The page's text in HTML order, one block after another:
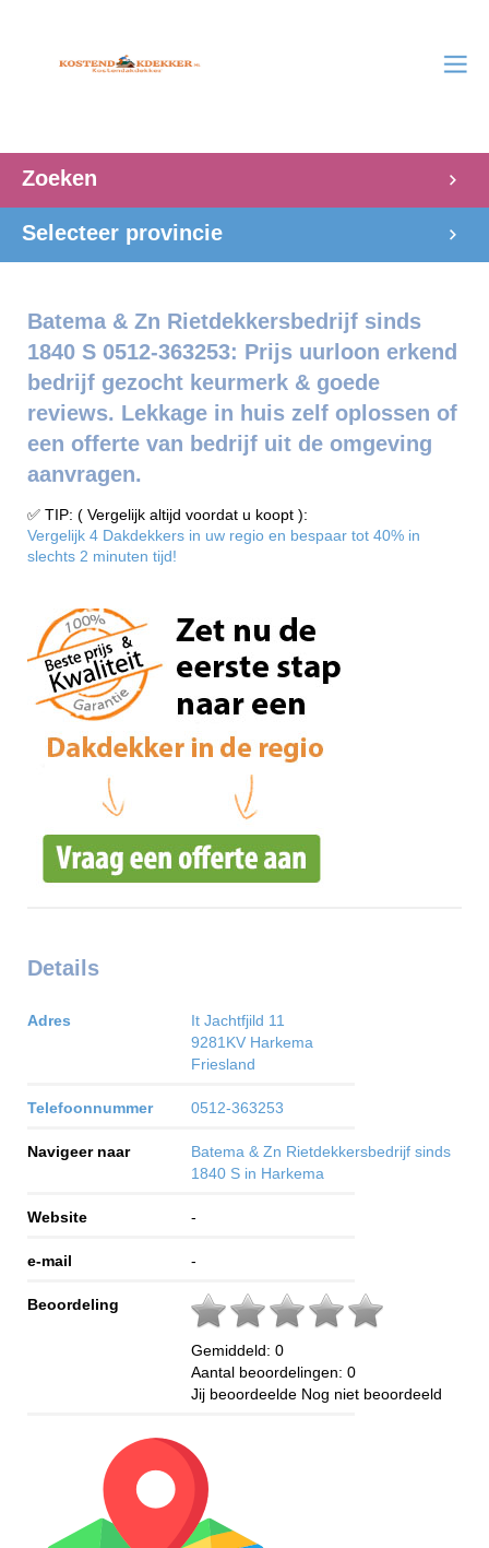
Zoeken
Selecteer provincie
Batema & Zn Rietdekkersbedrijf sinds
1840 S 0512-363253: Prijs uurloon erkend
bedrijf gezocht keurmerk & goede
reviews. Lekkage in huis zelf oplossen of
een offerte van bedrijf uit de omgeving
aanvragen.
✅ TIP: ( Vergelijk altijd voordat u koopt ):
Vergelijk 4 Dakdekkers in uw regio en bespaar tot 40% in
slechts 2 minuten tijd!
Details
Adres
It Jachtfjild 11
9281KV Harkema
Friesland
Telefoonnummer 0512-363253
Navigeer naar
Batema & Zn Rietdekkersbedrijf sinds
1840 S in Harkema
Website -
e-mail -
Beoordeling
Gemiddeld: 0
Aantal beoordelingen: 0
Jij beoordeelde Nog niet beoordeeld